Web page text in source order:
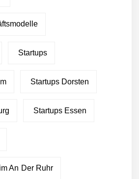
Startups
Startups Dorsten
Startups Essen
An Der Ruhr
einsammeln
über 2 Millionen Euro
Wachstumskapital
Green Club startet mit
Fusion und Rebranding